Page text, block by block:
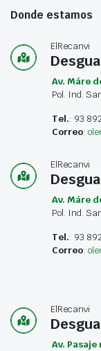
Donde estamos
ElRecanvi
Av. Máre
Pol. Ind.
Tel.: 93
Correo:
ElRecanvi
Av. Máre
Pol. Ind.
Tel.: 93
Correo:
ElRecanvi
Av. Pasaje